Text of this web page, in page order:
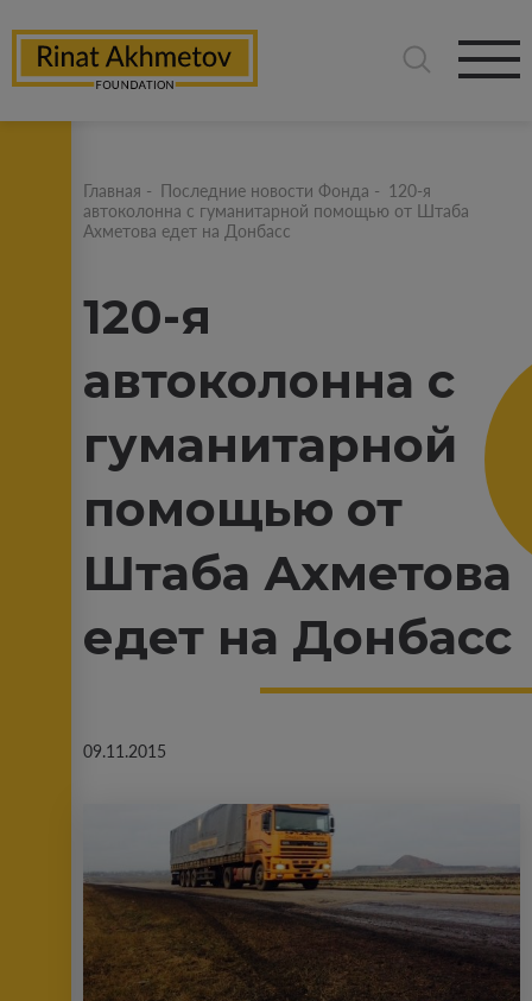
Главная - Последние новости Фонда - 120-я
автоколонна с гуманитарной помощью от Штаба
Ахметова едет на Донбасс
120-я
автоколонна с
гуманитарной
помощью от
Штаба Ахметова
едет на Донбасс
09.11.2015